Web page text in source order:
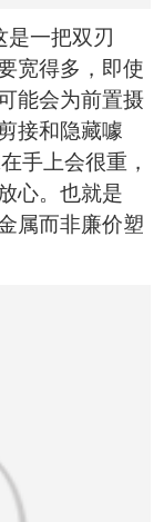
一把双刃
宽得多，即使
能会为前置摄
接和隐藏噱
手上会很重，
心。也就是
属而非廉价塑